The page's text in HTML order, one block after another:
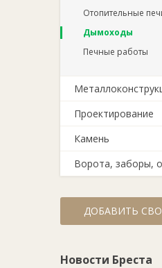
Отопительные
Дымоходы
Печные работы
Проектирование
Камень
Ворота, заборы,
ДОБАВИТЬ
Новости Бреста